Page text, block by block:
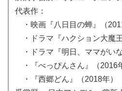
代表作：
・映画『八日目の蝉』（
・ドラマ『ハクション大魔王
・ドラマ『明日、ママがい
・『べっぴんさん』（2016
・『西郷どん』（2018年）